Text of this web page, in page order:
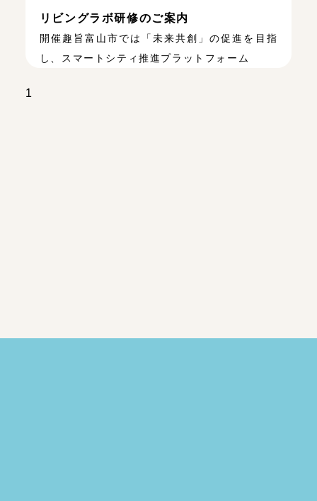
リビングラボ研修のご案内
開催趣旨富山市では「未来共創」の促進を目指
し、スマートシティ推進プラットフォーム
1